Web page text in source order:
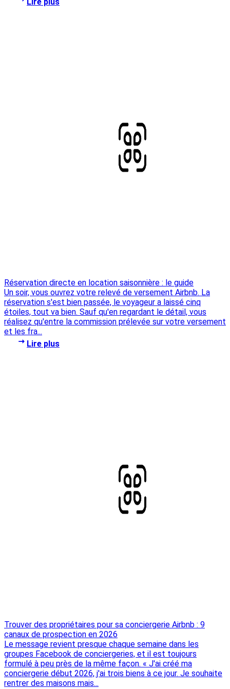
Réservation directe en location saisonnière : le guide
Un soir, vous ouvrez votre relevé de versement Airbnb. La
réservation s'est bien passée, le voyageur a laissé cinq
étoiles, tout va bien. Sauf qu'en regardant le détail, vous
réalisez qu'entre la commission prélevée sur votre versement
et les fra...
Lire plus
Trouver des propriétaires pour sa conciergerie Airbnb : 9
canaux de prospection en 2026
Le message revient presque chaque semaine dans les
groupes Facebook de conciergeries, et il est toujours
formulé à peu près de la même façon. « J'ai créé ma
conciergerie début 2026, j'ai trois biens à ce jour. Je souhaite
rentrer des maisons mais...